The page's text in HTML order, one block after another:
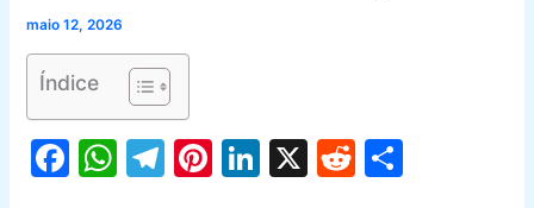
maio 12, 2026
Índice
F
W T
Pi Li X
R